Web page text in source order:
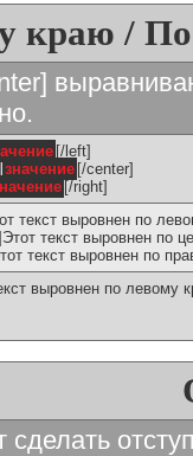
краю /
[/left]
значение [/center]
[/right]
текст выровнен по
текст выровнен по
текст выровнен по
выровнен по левому
сделать